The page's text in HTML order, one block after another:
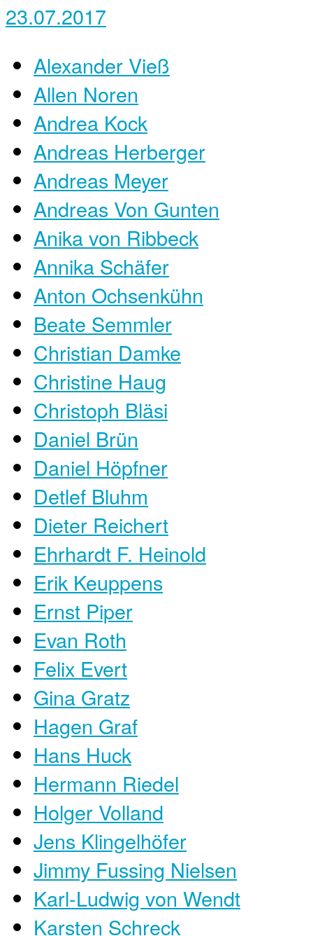
23.07.2017
Alexander Vieß
Allen Noren
Andrea Kock
Andreas Herberger
Andreas Meyer
Andreas Von Gunten
Anika von Ribbeck
Annika Schäfer
Anton Ochsenkühn
Beate Semmler
Christian Damke
Christine Haug
Christoph Bläsi
Daniel Brün
Daniel Höpfner
Detlef Bluhm
Dieter Reichert
Ehrhardt F. Heinold
Erik Keuppens
Ernst Piper
Evan Roth
Felix Evert
Gina Gratz
Hagen Graf
Hans Huck
Hermann Riedel
Holger Volland
Jens Klingelhöfer
Jimmy Fussing Nielsen
Karl-Ludwig von Wendt
Karsten Schreck